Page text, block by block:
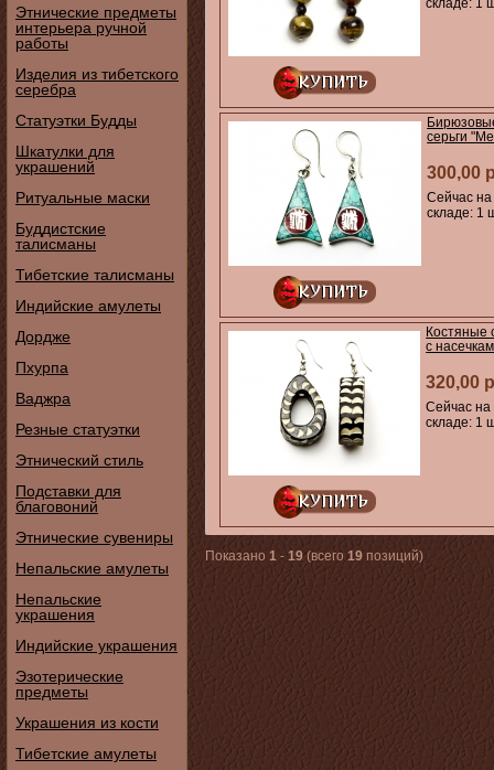
складе: 1
серьги
300,00
Сейчас на
складе: 1
Костяные
с
320,00
Сейчас на
складе: 1
Показано1 -19(всего19 позиций)
Этнические предметы
интерьера ручной
работы
Изделия из тибетского
серебра
Статуэтки Будды
Шкатулки для
украшений
Ритуальные маски
Буддистские
талисманы
Тибетские талисманы
Индийские амулеты
Дордже
Пхурпа
Ваджра
Резные статуэтки
Этнический стиль
Подставки для
благовоний
Этнические сувениры
Непальские амулеты
Непальские
украшения
Индийские украшения
Эзотерические
предметы
Украшения из кости
Тибетские амулеты